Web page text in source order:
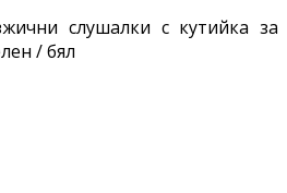
слушалки с кутийка за
/ бял